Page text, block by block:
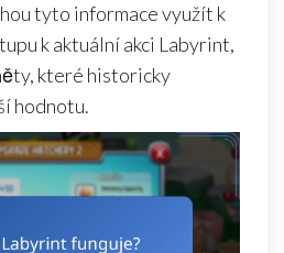
tyto informace využít k
k aktuální akci Labyrint,
které historicky
hodnotu.